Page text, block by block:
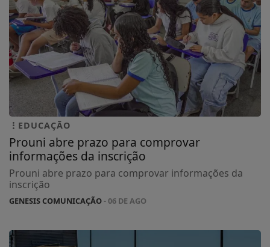
EDUCAÇÃO
Prouni abre prazo para comprovar
informações da inscrição
Prouni abre prazo para comprovar informações da
inscrição
GENESIS COMUNICAÇÃO- 06 DE AGO